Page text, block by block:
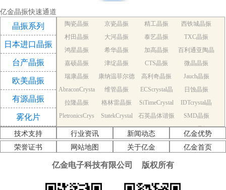
亿金晶振快速通道
晶振系列
日本进口晶振
台产晶振
欧美晶振
有源晶振
雾化片
陶瓷晶振 京瓷晶振 精工晶振
西铁城晶振
村田晶振
大河晶振 泰艺晶振
TXC晶振
鸿星晶振
希华晶振 加高晶振
百利通亚陶晶
振
嘉硕晶振 津绽晶振 CTS晶振
微晶晶振
瑞康晶振
康纳温菲尔德
晶振
高利奇晶振
Jauch晶振
AbraconCrysta
l晶振
维管晶振
ECScrystal晶
振
日蚀晶振
拉隆晶振
格林雷晶振
SiTimeCrystal
晶振
IDTcrystal晶
振
PletronicsCrys
tal晶振
StatekCrystal
晶振
石英晶体谐振
器
SMD晶振
KDS Quartz cr
ystal
NDK Quartz c
rystal
EPSON Quart
z crystal
AEK晶振
AEL晶振
Cardinal晶振 Crystek晶振
Euroquartz晶
振
KVG晶振
MMDCOMP
MtronPTI晶振
QuartzCom晶
QuartzChnik
SUNTSU晶振
Transko晶振
技术支持 行业资讯 新闻动态
亿金优势
荣誉证书
网站地图 关于亿金 亿金首页
亿金电子科技有限公司 版权所有